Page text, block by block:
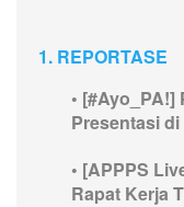
1. REPORTASE
• [#Ayo_PA!]
Presentasi
• [APPPS
Rapat Kerja